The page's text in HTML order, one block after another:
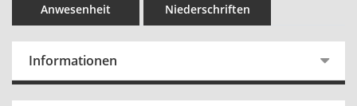
Anwesenheit Niederschriften
Informationen